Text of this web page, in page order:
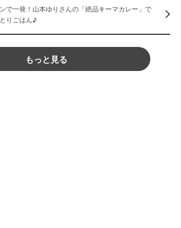
で一発！山本ゆりさんの「絶品キーマカレー」で
りごはん♪
もっと見る